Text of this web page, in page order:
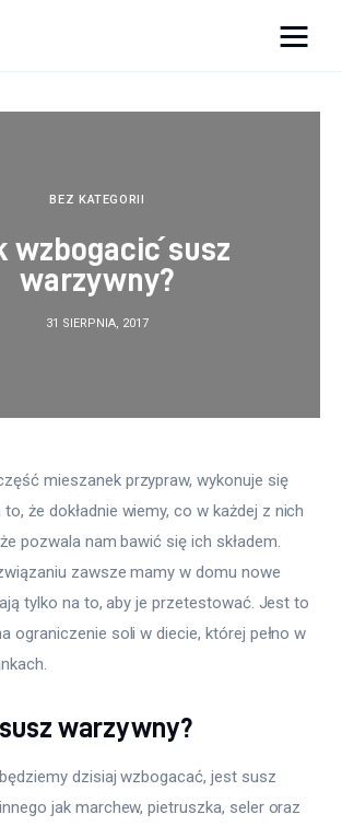
BEZ KATEGORII
wzbogacić susz
warzywny?
31 SIERPNIA, 2017
mieszanek przypraw, wykonuje się
że dokładnie wiemy, co w każdej z nich
pozwala nam bawić się ich składem.
zawsze mamy w domu nowe
tylko na to, aby je przetestować. Jest to
ograniczenie soli w diecie, której pełno w
warzywny?
dzisiaj wzbogacać, jest susz
jak marchew, pietruszka, seler oraz